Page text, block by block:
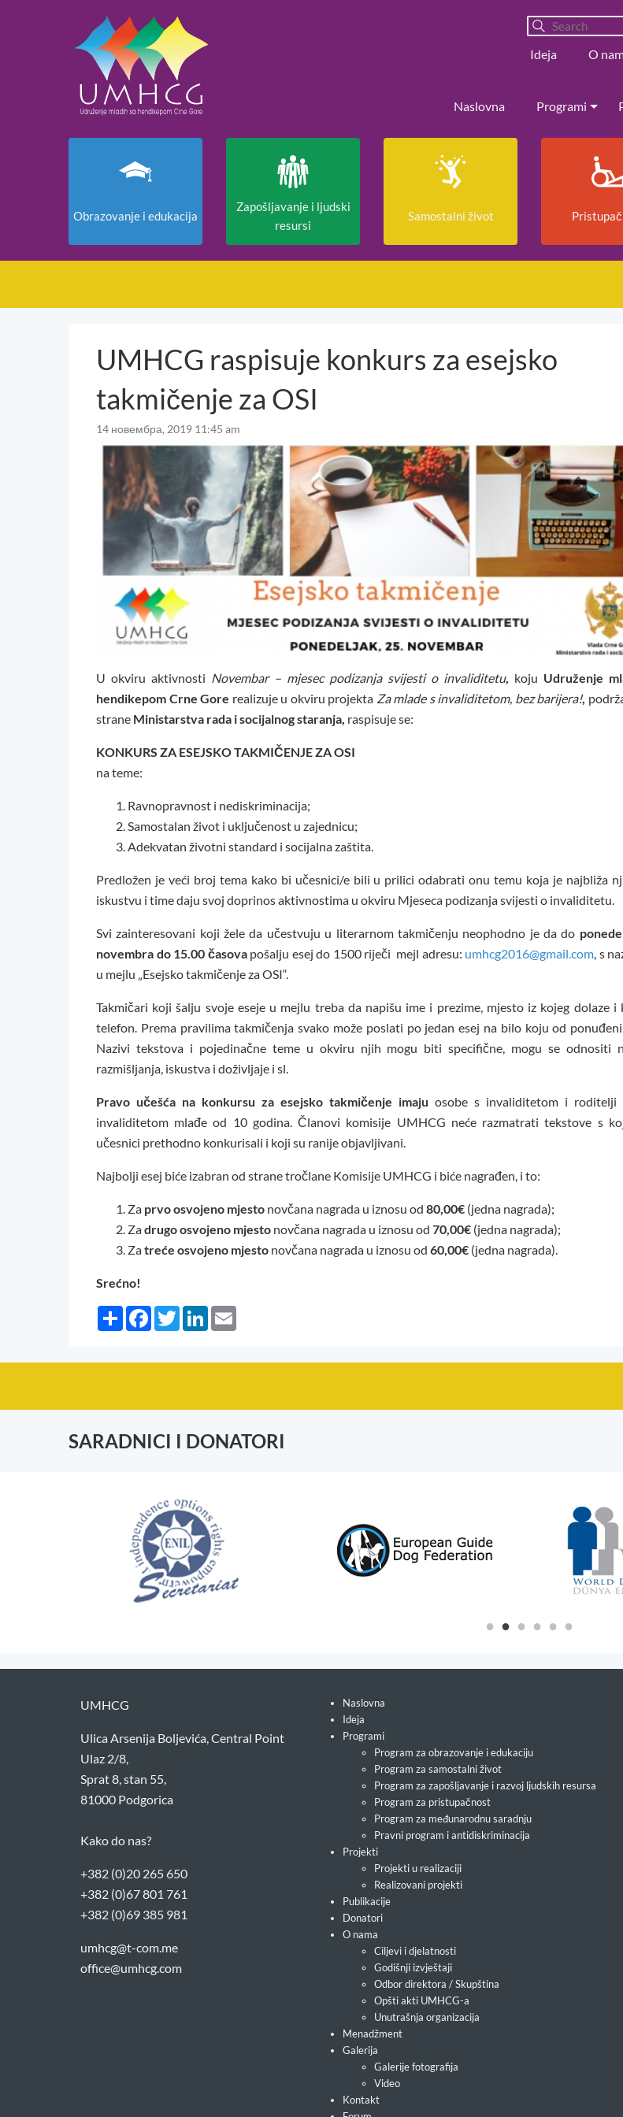
Ideja O
Naslovna Programi
Obrazovanje i edukacija
Zapošljavanje i ljudski
resursi
Samostalni život
UMHCG raspisuje konkurs za esejsko
takmičenje za OSI
14 новембра, 2019 11:45 am
U okviru aktivnosti Novembar – mjesec podizanja svijesti o invaliditetu, koju Udruženje
hendikepom Crne Gore realizuje u okviru projekta Za mlade s invaliditetom, bez barijera!,
strane Ministarstva rada i socijalnog staranja, raspisuje se:
KONKURS ZA ESEJSKO TAKMIČENJE ZA OSI
na teme:
Ravnopravnost i nediskriminacija;
Samostalan život i uključenost u zajednicu;
Adekvatan životni standard i socijalna zaštita.
Predložen je veći broj tema kako bi učesnici/e bili u prilici odabrati onu temu koja je najbliža
iskustvu i time daju svoj doprinos aktivnostima u okviru Mjeseca podizanja svijesti o invaliditetu.
Svi zainteresovani koji žele da učestvuju u literarnom takmičenju neophodno je da do
novembra do 15.00 časova pošalju esej do 1500 riječi mejl adresu: umhcg2016@gmail.com, s
u mejlu „Esejsko takmičenje za OSI“.
Takmičari koji šalju svoje eseje u mejlu treba da napišu ime i prezime, mjesto iz kojeg dolaze i
telefon. Prema pravilima takmičenja svako može poslati po jedan esej na bilo koju od
Nazivi tekstova i pojedinačne teme u okviru njih mogu biti specifične, mogu se odnositi
razmišljanja, iskustva i doživljaje i sl.
Pravo učešća na konkursu za esejsko takmičenje imaju osobe s invaliditetom i roditelji
invaliditetom mlađe od 10 godina. Članovi komisije UMHCG neće razmatrati tekstove s
učesnici prethodno konkurisali i koji su ranije objavljivani.
Najbolji esej biće izabran od strane tročlane Komisije UMHCG i biće nagrađen, i to:
Za prvo osvojeno mjesto novčana nagrada u iznosu od 80,00€ (jedna nagrada);
Zadrugo osvojeno mjesto novčana nagrada u iznosu od 70,00€ (jedna nagrada);
Zatreće osvojeno mjesto novčana nagrada u iznosu od 60,00€ (jedna nagrada).
Srećno!
Share FacebookTwitterLinkedIn
SARADNICI I DONATORI
UMHCG
Ulica Arsenija Boljevića, Central Point
Ulaz 2/8,
Sprat 8, stan 55,
81000 Podgorica
Kako do nas?
+382 (0)20 265 650
+382 (0)67 801 761
+382 (0)69 385 981
umhcg@t-com.me
office@umhcg.com
Naslovna
Ideja
Programi
Program za obrazovanje i edukaciju
Program za samostalni život
Program za zapošljavanje i razvoj ljudskih resursa
Program za pristupačnost
Program za međunarodnu saradnju
Pravni program i antidiskriminacija
Projekti
Projekti u realizaciji
Realizovani projekti
Publikacije
Donatori
O nama
Ciljevi i djelatnosti
Godišnji izvještaji
Odbor direktora / Skupština
Opšti akti UMHCG-a
Unutrašnja organizacija
Menadžment
Galerija
Galerije fotografija
Video
Kontakt